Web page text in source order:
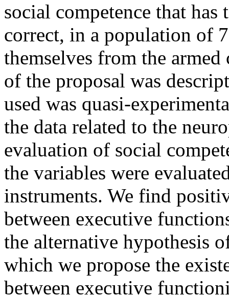
social competence that
correct, in a population of
themselves from the
of the proposal was
used was quasi-
the data related to the
evaluation of social
the variables were
instruments. We find
between executive
the alternative hypothesis
which we propose the
between executive